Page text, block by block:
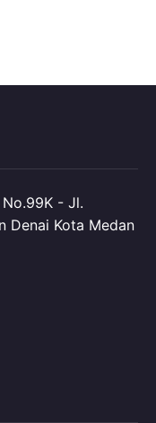
- Jl.
Denai Kota Medan